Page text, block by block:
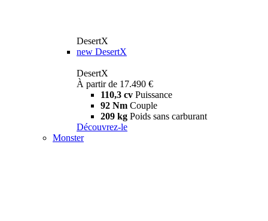
DesertX
new DesertX
DesertX
À partir de 17.490 €
110,3 cv Puissance
92 Nm Couple
209 kg Poids sans carburant
Découvrez-le
Monster